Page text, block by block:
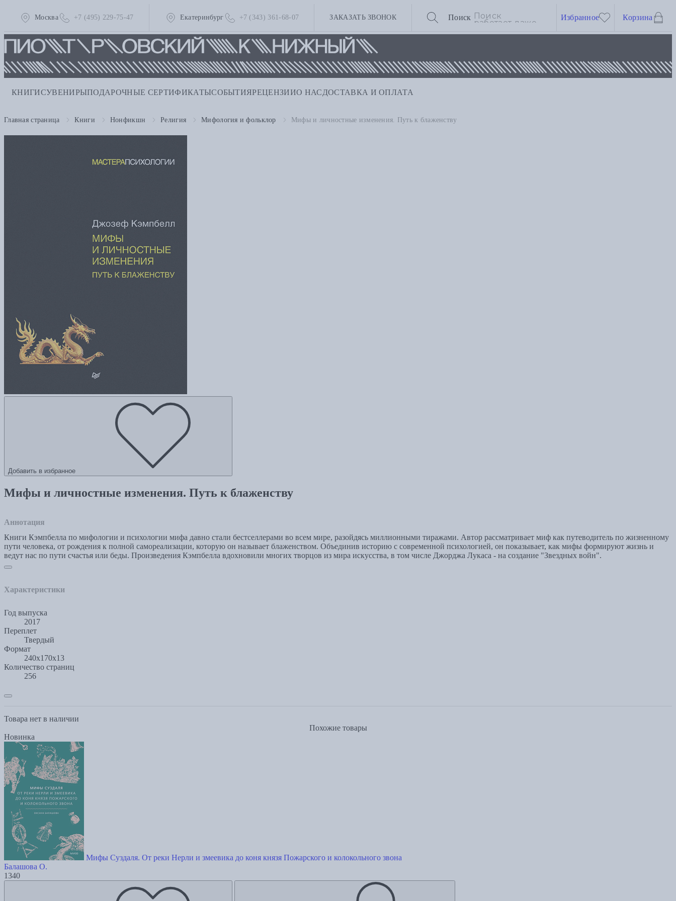
Москва +7 (495) 229-75-47 Екатеринбург +7 (343) 361-68-07 ЗАКАЗАТЬ ЗВОНОК Поиск Избранное Корзина
КНИГИСУВЕНИРЫПОДАРОЧНЫЕ СЕРТИФИКАТЫСОБЫТИЯРЕЦЕНЗИИО НАС ДОСТАВКА И ОПЛАТА
Главная страница Книги Нонфикшн Религия Мифология и фольклор Мифы и личностные изменения. Путь к блаженству
Добавить в избранное
Мифы и личностные изменения. Путь к блаженству
Аннотация
Книги Кэмпбелла по мифологии и психологии мифа давно стали бестселлерами во всем мире, разойдясь миллионными тиражами. Автор рассматривает миф как путеводитель по жизненному
пути человека, от рождения к полной самореализации, которую он называет блаженством. Объединив историю с современной психологией, он показывает, как мифы формируют жизнь и
ведут нас по пути счастья или беды. Произведения Кэмпбелла вдохновили многих творцов из мира искусства, в том числе Джорджа Лукаса - на создание "Звездных войн".
Характеристики
Год выпуска
2017
Переплет
Твердый
Формат
240x170x13
Количество страниц
256
Товара нет в наличии
Похожие товары
Новинка
Мифы Суздаля. От реки Нерли и змеевика до коня князя Пожарского и колокольного звона
Балашова О.
1340